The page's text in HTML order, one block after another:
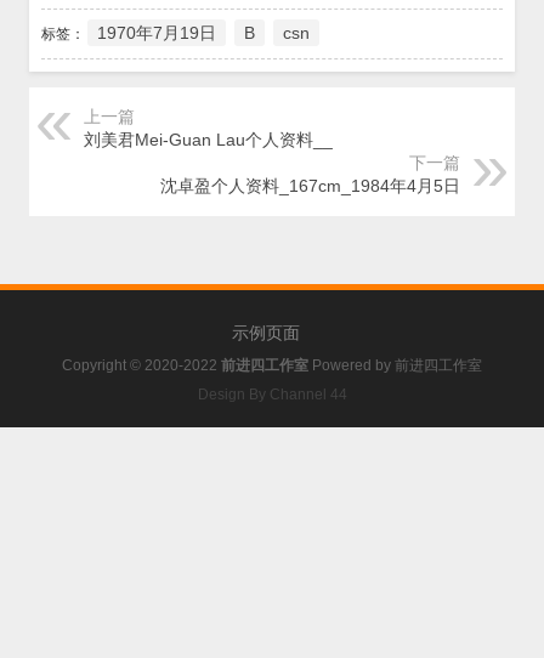
标签： 1970年7月19日 B csn
上一篇
刘美君Mei-Guan Lau个人资料__
下一篇
沈卓盈个人资料_167cm_1984年4月5日
示例页面
Copyright © 2020-2022 前进四工作室 Powered by 前进四工作室
Design By Channel 44